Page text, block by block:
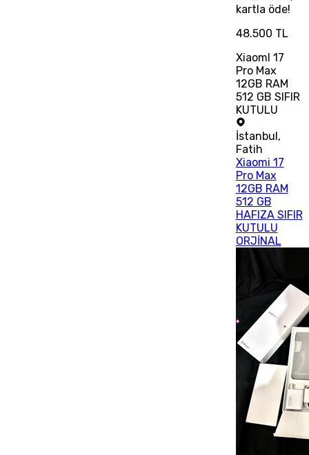
kartla öde!
48.500 TL
XiaomI 17
Pro Max
12GB RAM
512 GB SIFIR
KUTULU
İstanbul,
Fatih
Xiaomi 17
Pro Max
12GB RAM
512 GB
HAFIZA SIFIR
KUTULU
ORJİNAL